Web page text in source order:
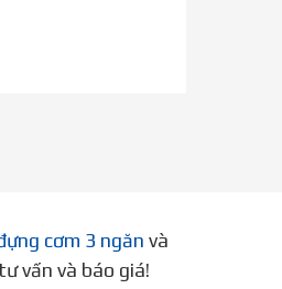
cơm 3 ngăn và
vấn và báo giá!